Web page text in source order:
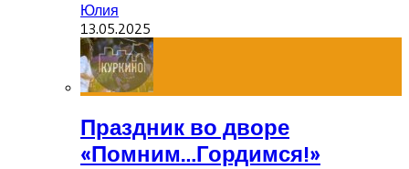
Юлия
13.05.2025
Праздник во дворе
«Помним…Гордимся!»